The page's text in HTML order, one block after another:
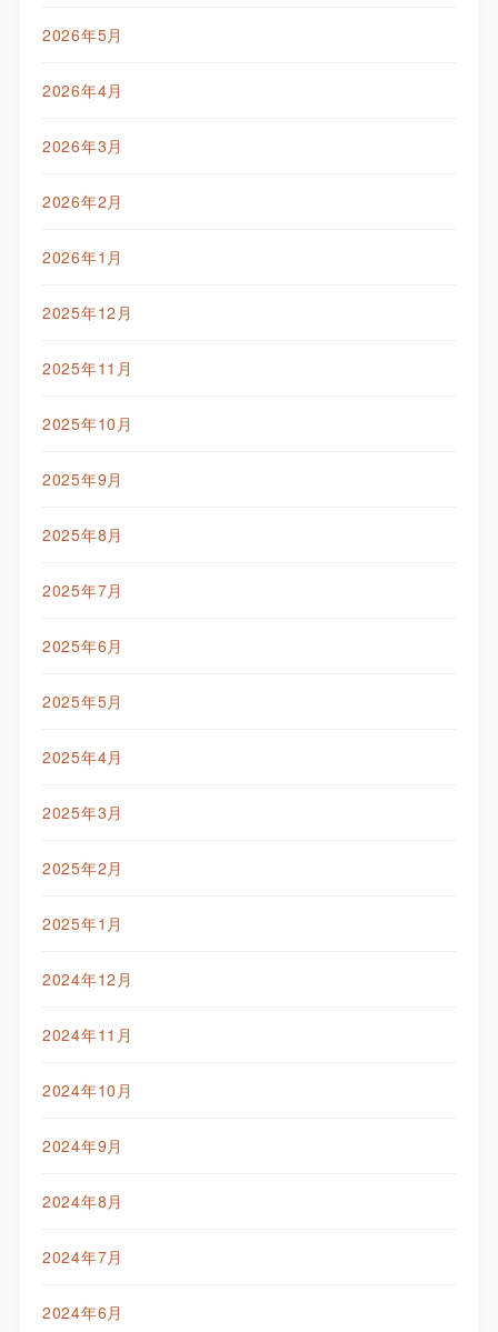
2026年5月
2026年4月
2026年3月
2026年2月
2026年1月
2025年12月
2025年11月
2025年10月
2025年9月
2025年8月
2025年7月
2025年6月
2025年5月
2025年4月
2025年3月
2025年2月
2025年1月
2024年12月
2024年11月
2024年10月
2024年9月
2024年8月
2024年7月
2024年6月